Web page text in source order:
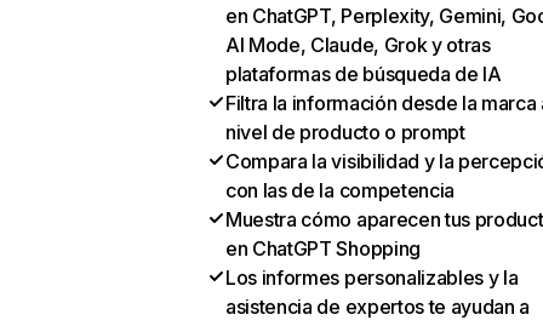
en ChatGPT, Perplexity, Gemini,
AI Mode, Claude, Grok y otras
plataformas de búsqueda de IA
Filtra la información desde la marca
nivel de producto o prompt
Compara la visibilidad y la
con las de la competencia
Muestra cómo aparecen tus
en ChatGPT Shopping
Los informes personalizables y la
asistencia de expertos te ayudan a